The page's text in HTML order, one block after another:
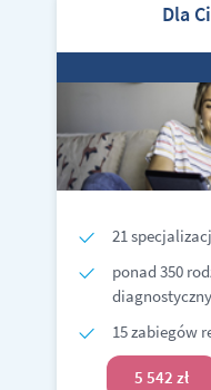
Dla
21
ponad 350
15 zabiegów
5 542 zł